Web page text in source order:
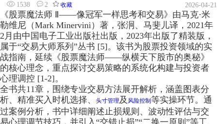
1538
2 收藏 2026-04-21
《股票魔法师 Ⅱ——像冠军一样思考和交易》由马克·米
勒维尼（Mark Minervini）著，张泂、马斐儿译，2021年
2月由中国电子工业出版社出版，2023年出版了精装版，
属于“交易大师系列”丛书 [5]。该书为股票投资领域的实
战指南，延续《股票魔法师——纵横天下股市的奥秘》
的核心理念，重点探讨交易策略的系统化构建与投资者
心理调控 [1-2]。
全书共11章，围绕专业交易方法展开解析，涵盖图表分
析、精准买入时机选择、
头寸管理 及 风险控制等实操环节。通
过案例分析，书中详细阐述止损规则、波动性评估与交
易心理调节技巧，并引入“交错止损”“二换一原则”等工